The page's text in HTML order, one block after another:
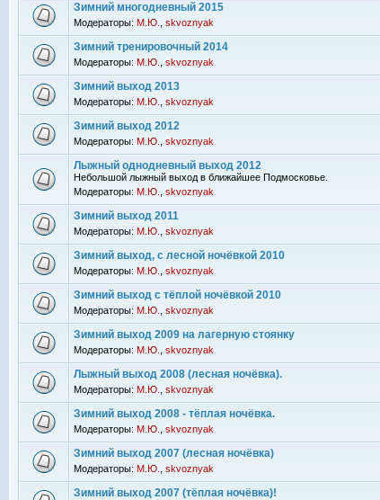
Зимний многодневный 2015
Модераторы: М.Ю. skvoznyak
Зимний тренировочный 2014
Модераторы: М.Ю. skvoznyak
Зимний выход 2013
Модераторы: М.Ю. skvoznyak
Зимний выход 2012
Модераторы: М.Ю. skvoznyak
Лыжный однодневный выход 2012
Небольшой лыжный выход в ближайшее Подмосковье.
Модераторы: М.Ю. skvoznyak
Зимний выход 2011
Модераторы: М.Ю. skvoznyak
Зимний выход, с лесной ночёвкой 2010
Модераторы: М.Ю. skvoznyak
Зимний выход с тёплой ночёвкой 2010
Модераторы: М.Ю. skvoznyak
Зимний выход 2009 на лагерную стоянку
Модераторы: М.Ю. skvoznyak
Лыжный выход 2008 (лесная ночёвка).
Модераторы: М.Ю. skvoznyak
Зимний выход 2008 - тёплая ночёвка.
Модераторы: М.Ю. skvoznyak
Зимний выход 2007 (лесная ночёвка)
Модераторы: М.Ю. skvoznyak
Зимний выход 2007 (тёплая ночёвка)!